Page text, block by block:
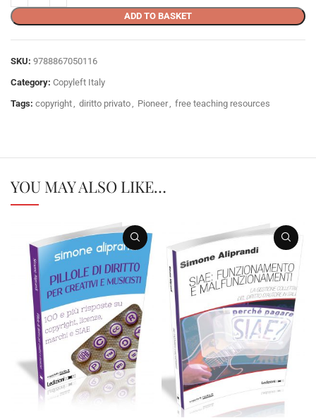
ADD TO BASKET
SKU: 9788867050116
Category: Copyleft Italy
Tags: copyright diritto privato Pioneer free teaching resources
YOU MAY ALSO LIKE…